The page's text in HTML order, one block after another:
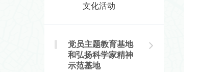
文化活动
党员主题教育基地
和弘扬科学家精神
示范基地